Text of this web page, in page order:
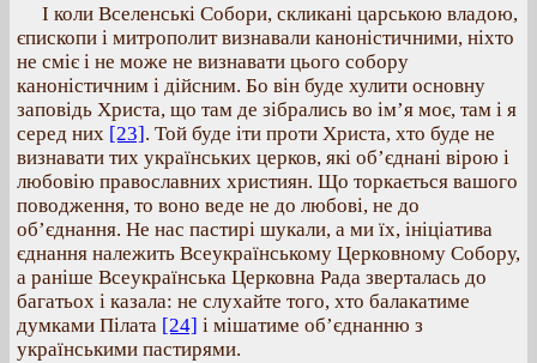
І коли Вселенські Собори, скликані царською владою,
єпископи і митрополит визнавали каноністичними, ніхто
не сміє і не може не визнавати цього собору
каноністичним і дійсним. Бо він буде хулити основну
заповідь Христа, що там де зібрались во ім’я моє, там і я
серед них [23]. Той буде іти проти Христа, хто буде не
визнавати тих українських церков, які об’єднані вірою і
любовію православних християн. Що торкається вашого
поводження, то воно веде не до любові, не до
об’єднання. Не нас пастирі шукали, а ми їх, ініціатива
єднання належить Всеукраїнському Церковному Собору,
а раніше Всеукраїнська Церковна Рада зверталась до
багатьох і казала: не слухайте того, хто балакатиме
думками Пілата [24] і мішатиме об’єднанню з
українськими пастирями.